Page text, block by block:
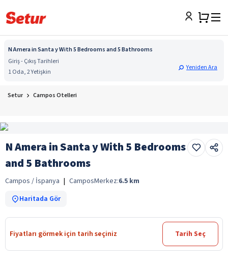
N Amera in Santa y With 5 Bedrooms and 5 Bathrooms
Giriş - Çıkış Tarihleri
1 Oda, 2 Yetişkin
Yeniden Ara
Setur Campos Otelleri
N Amera in Santa y With 5 Bedrooms
and 5 Bathrooms
Campos / İspanya | CamposMerkez:6.5 km
Haritada Gör
Fiyatları görmek için tarih seçiniz Tarih Seç